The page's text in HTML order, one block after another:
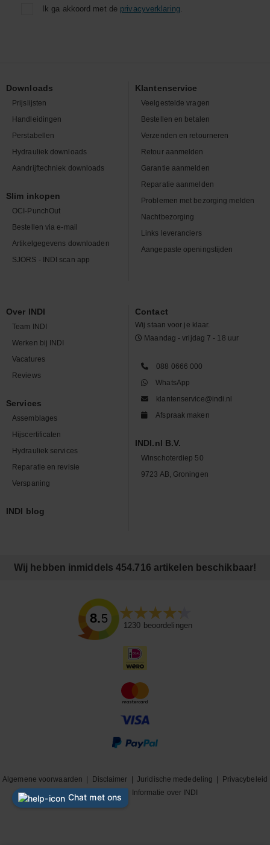
Ik ga akkoord met de privacyverklaring.
Downloads
Prijslijsten
Handleidingen
Perstabellen
Hydrauliek downloads
Aandrijftechniek downloads
Slim inkopen
OCI-PunchOut
Bestellen via e-mail
Artikelgegevens downloaden
SJORS - INDI scan app
Klantenservice
Veelgestelde vragen
Bestellen en betalen
Verzenden en retourneren
Retour aanmelden
Garantie aanmelden
Reparatie aanmelden
Problemen met bezorging melden
Nachtbezorging
Links leveranciers
Aangepaste openingstijden
Over INDI
Team INDI
Werken bij INDI
Vacatures
Reviews
Services
Assemblages
Hijscertificaten
Hydrauliek services
Reparatie en revisie
Verspaning
INDI blog
Contact
Wij staan voor je klaar.
Maandag - vrijdag 7 - 18 uur
088 0666 000
WhatsApp
klantenservice@indi.nl
Afspraak maken
INDI.nl B.V.
Winschoterdiep 50
9723 AB, Groningen
Wij hebben inmiddels 454.716 artikelen beschikbaar!
8.5
1230 beoordelingen
Algemene voorwaarden Disclaimer |Juridische mededeling
Privacybeleid
|
Cookiebeleid Informatie over INDI